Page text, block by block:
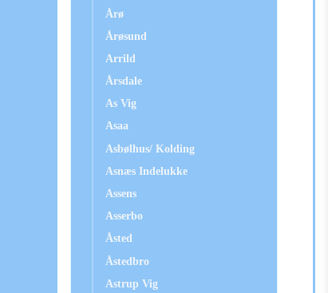
Årø
Årøsund
Arrild
Årsdale
As Vig
Asaa
Asbølhus/ Kolding
Asnæs Indelukke
Assens
Asserbo
Åsted
Åstedbro
Astrup Vig